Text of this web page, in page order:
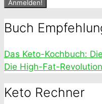
Buch
Das Keto-Kochbuch:
Die High-Fat-
Keto Rechner